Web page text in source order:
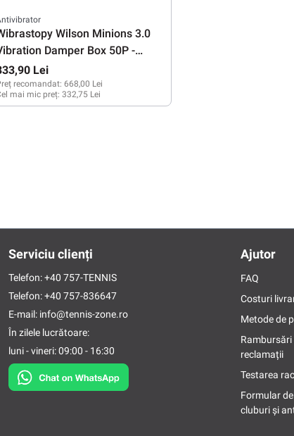
Wilson Minions 3.0
Damper Box 50P -
Lei
recomandat: 668,00 Lei
mai mic preț: 332,75 Lei
Serviciu clienți
Telefon:+40 757-TENNIS
Telefon:+40 757-836647
E-mail: info@tennis-zone.ro
În zilele lucrătoare:
luni - vineri: 09:00 - 16:30
Ajutor
FAQ
Costuri
Metode de
reclamații
Testarea
Formular
cluburi și